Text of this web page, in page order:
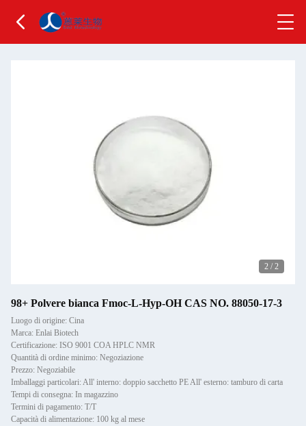
2 / 2
98+ Polvere bianca Fmoc-L-Hyp-OH CAS NO. 88050-17-3
Luogo di origine: Cina
Marca: Enlai Biotech
Certificazione: ISO 9001 COA HPLC NMR
Quantità di ordine minimo: Negoziazione
Prezzo: Negoziabile
Imballaggi particolari: All' interno: doppio sacchetto PE All' esterno: tamburo di carta
Tempi di consegna: In magazzino
Termini di pagamento: T/T
Capacità di alimentazione: 100 kg al mese